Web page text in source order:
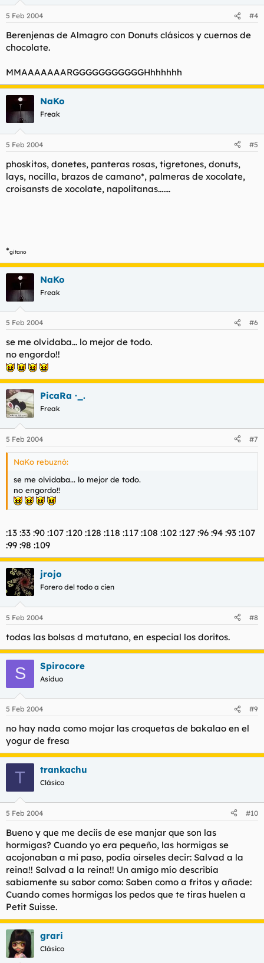
5 Feb 2004 #4
Berenjenas de Almagro con Donuts clásicos y cuernos de
chocolate.
MMAAAAAAARGGGGGGGGGGGHhhhhhh
NaKo
Freak
5 Feb 2004 #5
phoskitos, donetes, panteras rosas, tigretones, donuts,
lays, nocilla, brazos de camano*, palmeras de xocolate,
croisansts de xocolate, napolitanas.......
*gitano
NaKo
Freak
5 Feb 2004 #6
se me olvidaba... lo mejor de todo.
no engordo!!
PicaRa ·_.
Freak
5 Feb 2004 #7
NaKo rebuznó:
se me olvidaba... lo mejor de todo.
no engordo!!
:13 :33 :90 :107 :120 :128 :118 :117 :108 :102 :127 :96 :94 :93 :107
:99 :98 :109
jrojo
Forero del todo a cien
5 Feb 2004 #8
todas las bolsas d matutano, en especial los doritos.
S Spirocore
Asiduo
5 Feb 2004 #9
no hay nada como mojar las croquetas de bakalao en el
yogur de fresa
T trankachu
Clásico
5 Feb 2004 #10
Bueno y que me deciís de ese manjar que son las
hormigas? Cuando yo era pequeño, las hormigas se
acojonaban a mi paso, podía oírseles decir: Salvad a la
reina!! Salvad a la reina!! Un amigo mío describía
sabiamente su sabor como: Saben como a fritos y añade:
Cuando comes hormigas los pedos que te tiras huelen a
Petit Suisse.
grari
Clásico